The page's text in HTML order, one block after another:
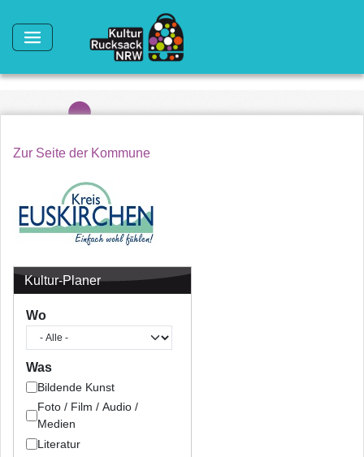
Zur Seite der Kommune
Kultur-Planer
Wo
Was
Bildende Kunst
Foto / Film / Audio /
Medien
Literatur